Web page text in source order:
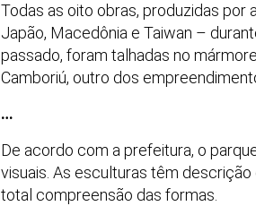
Todas as oito obras, produzidas por
Japão, Macedônia e Taiwan –
passado, foram talhadas no mármore
Camboriú, outro dos
…
De acordo com a prefeitura, o
visuais. As esculturas têm
total compreensão das formas.